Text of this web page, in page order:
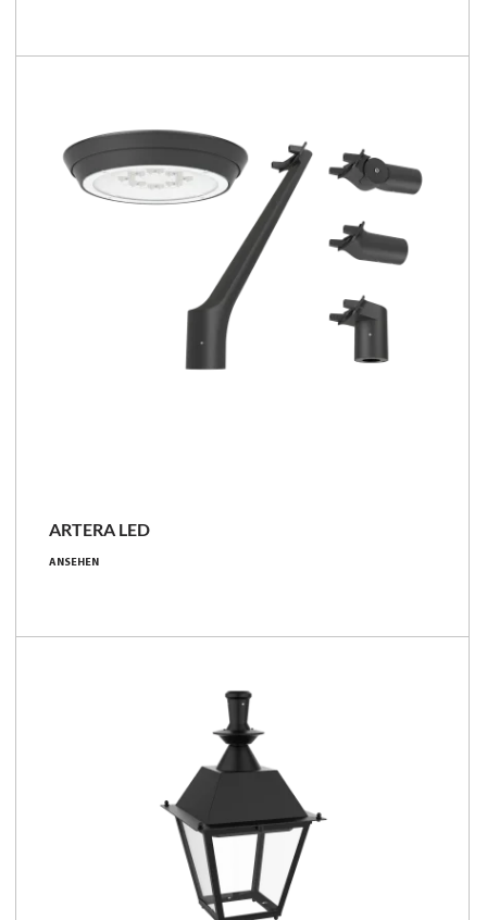
92 - 132 [lm/W]
Familie vergleichen
ARTERA LED
ANSEHEN
21 - 107 [W]
90 - 168 [lm/W]
Familie vergleichen